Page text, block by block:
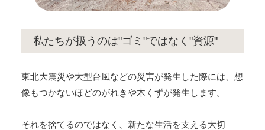
私たちが扱うのは"ゴミ"ではなく"資源"
東北大震災や大型台風などの災害が発生した際には、想
像もつかないほどのがれきや木くずが発生します。
それを捨てるのではなく、新たな生活を支える大切